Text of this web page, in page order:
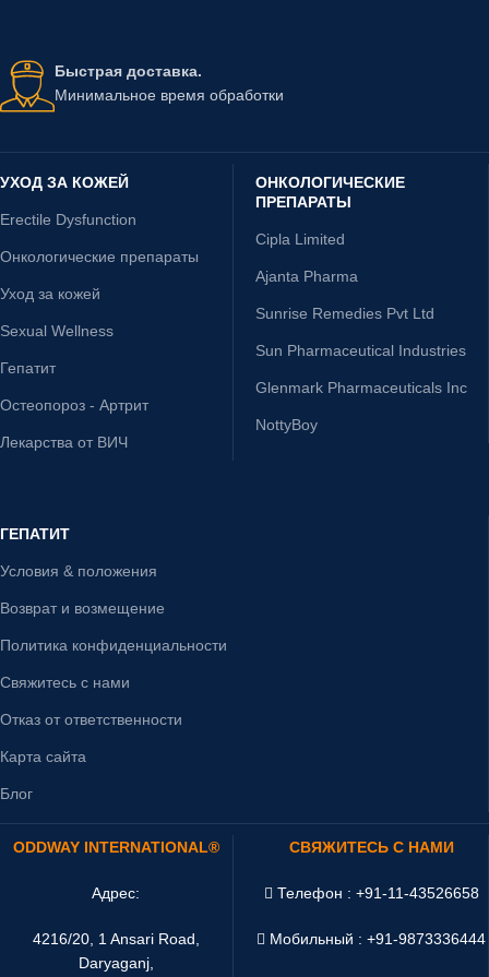
Быстрая доставка.
Минимальное время обработки
УХОД ЗА КОЖЕЙ
Erectile Dysfunction
Онкологические препараты
Уход за кожей
Sexual Wellness
Гепатит
Остеопороз - Артрит
Лекарства от ВИЧ
ОНКОЛОГИЧЕСКИЕ
ПРЕПАРАТЫ
Cipla Limited
Ajanta Pharma
Sunrise Remedies Pvt Ltd
Sun Pharmaceutical Industries
Glenmark Pharmaceuticals Inc
NottyBoy
ГЕПАТИТ
Условия & положения
Возврат и возмещение
Политика конфиденциальности
Свяжитесь с нами
Отказ от ответственности
Карта сайта
Блог
ODDWAY INTERNATIONAL®
Адрес:
4216/20, 1 Ansari Road,
Daryaganj,
СВЯЖИТЕСЬ С НАМИ
Телефон : +91-11-43526658
Мобильный : +91-9873336444